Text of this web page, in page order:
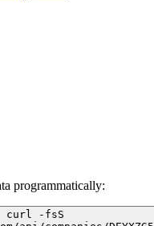
programmatically:
curl -fsS